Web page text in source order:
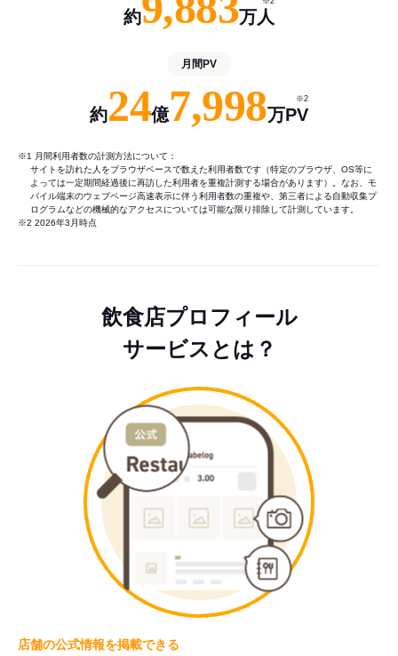
約 万人
月間PV
約24億7,998万PV
※2
※1 月間利用者数の計測方法について：
サイトを訪れた人をブラウザベースで数えた利用者数です（特定のブラウザ、OS等に
よっては一定期間経過後に再訪した利用者を重複計測する場合があります）。なお、モ
バイル端末のウェブページ高速表示に伴う利用者数の重複や、第三者による自動収集プ
ログラムなどの機械的なアクセスについては可能な限り排除して計測しています。
※2 2026年3月時点
飲食店プロフィール
サービスとは？
店舗の公式情報を掲載できる